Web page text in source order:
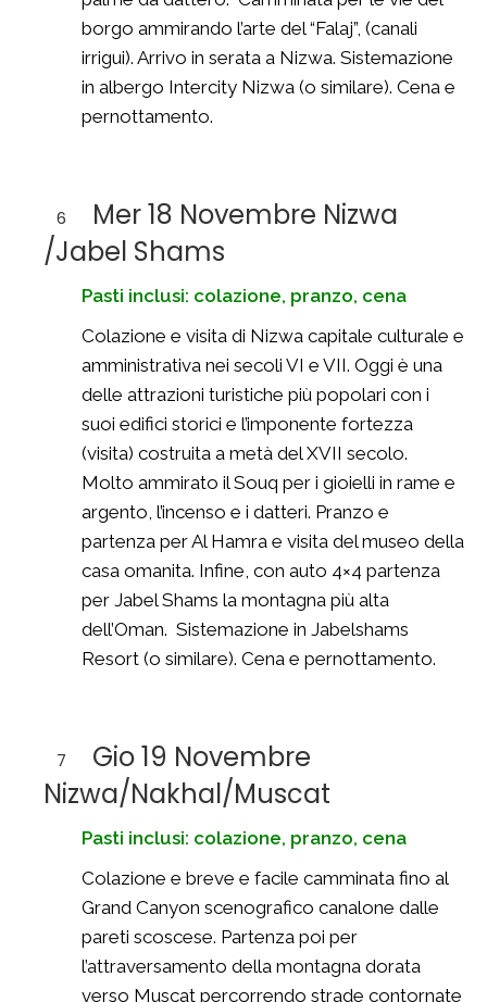
borgo ammirando l’arte del “Falaj”, (canali
irrigui). Arrivo in serata a Nizwa. Sistemazione
in albergo Intercity Nizwa (o similare). Cena e
pernottamento.
6
Mer 18 Novembre Nizwa
/Jabel Shams
Pasti inclusi: colazione, pranzo, cena
Colazione e visita di Nizwa capitale culturale e
amministrativa nei secoli VI e VII. Oggi è una
delle attrazioni turistiche più popolari con i
suoi edifici storici e l’imponente fortezza
(visita) costruita a metà del XVII secolo.
Molto ammirato il Souq per i gioielli in rame e
argento, l’incenso e i datteri. Pranzo e
partenza per Al Hamra e visita del museo della
casa omanita. Infine, con auto 4×4 partenza
per Jabel Shams la montagna più alta
dell’Oman. Sistemazione in Jabelshams
Resort (o similare). Cena e pernottamento.
7
Gio 19 Novembre
Nizwa/Nakhal/Muscat
Pasti inclusi: colazione, pranzo, cena
Colazione e breve e facile camminata fino al
Grand Canyon scenografico canalone dalle
pareti scoscese. Partenza poi per
l’attraversamento della montagna dorata
verso Muscat percorrendo strade contornate